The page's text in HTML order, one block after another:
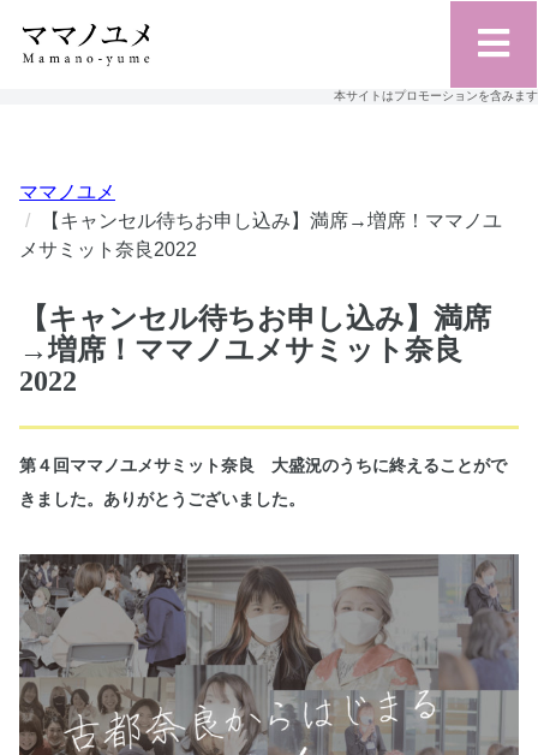
本サイトはプロモーションを含みます
ママノユメ
【キャンセル待ちお申し込み】満席→増席！ママノユ
メサミット奈良2022
【キャンセル待ちお申し込み】満席
→増席！ママノユメサミット奈良
2022
第４回ママノユメサミット奈良 大盛況のうちに終えることがで
きました。ありがとうございました。